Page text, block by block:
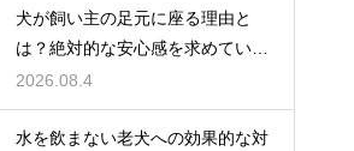
犬が飼い主の足元に座る理由と
は？絶対的な安心感を求めている
心理
2026.08.4
水を飲まない老犬への効果的な対